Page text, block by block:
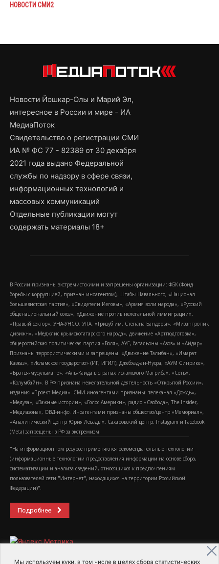
Мы используем куки, в том числе в целях сбора статистических
НОВОСТИ СМИ2
Новости Йошкар-Олы и Марий Эл,
интересное в России и мире - ИА
МедиаПоток
Свидетельство о регистрации СМИ
ИА № ФС 77 - 82389 от 30 декабря
2021 года выдано Федеральной
службы по надзору в сфере связи,
информационных технологий и
массовых коммуникаций
Отдельные публикации могут
содержать материалы 18+
В России признаны экстремистскими и запрещены организации: ФБК (Фонд
борьбы с коррупцией, признан иноагентом), Штабы Навального, «Национал-
большевистская партия», «Свидетели Иеговы», «Армия воли народа», «Русский
общенациональный союз», «Движение против нелегальной иммиграции»,
«Правый сектор», УНА-УНСО, УПА, «Тризуб им. Степана Бандеры», «Мизантропик
дивижн», «Меджлис крымскотатарского народа», движение «Артподготовка»,
общероссийская политическая партия «Воля», АУЕ, батальоны «Азов» и «Айдар».
Признаны террористическими и запрещены: «Движение Талибан», «Имарат
Кавказ», «Исламское государство» (ИГ, ИГИЛ), Джебхад-ан-Нусра, «АУМ Синрике»,
«Братья-мусульмане», «Аль-Каида в странах исламского Магриба», «Сеть»,
«Колумбайн». В РФ признана нежелательной деятельность «Открытой России»,
издания «Проект Медиа». СМИ-иноагентами признаны: телеканал «Дождь»,
«Медуза», «Важные истории», «Голос Америки», радио «Свобода», The Insider,
«Медиазона», ОВД-инфо. Иноагентами признаны общество/центр «Мемориал»,
«Аналитический Центр Юрия Левады», Сахаровский центр. Instagram и Facebook
(Metа) запрещены в РФ за экстремизм.
"На информационном ресурсе применяются рекомендательные технологии
(информационные технологии предоставления информации на основе сбора,
систематизации и анализа сведений, относящихся к предпочтениям
пользователей сети "Интернет", находящихся на территории Российской
Федерации)".
Подробнее